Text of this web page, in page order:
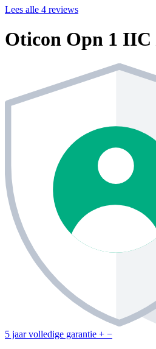
Lees alle 4 reviews
Oticon Opn 1
5 jaar volledige garantie + −